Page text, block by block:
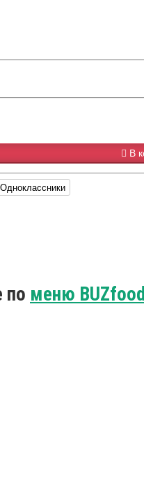
В
Одноклассники
по меню BUZfood